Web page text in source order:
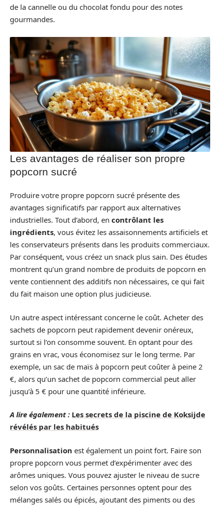
de la cannelle ou du chocolat fondu pour des notes
gourmandes.
Les avantages de réaliser son propre
popcorn sucré
Produire votre propre popcorn sucré présente des
avantages significatifs par rapport aux alternatives
industrielles. Tout d’abord, en contrôlant les
ingrédients, vous évitez les assaisonnements artificiels et
les conservateurs présents dans les produits commerciaux.
Par conséquent, vous créez un snack plus sain. Des études
montrent qu’un grand nombre de produits de popcorn en
vente contiennent des additifs non nécessaires, ce qui fait
du fait maison une option plus judicieuse.
Un autre aspect intéressant concerne le coût. Acheter des
sachets de popcorn peut rapidement devenir onéreux,
surtout si l’on consomme souvent. En optant pour des
grains en vrac, vous économisez sur le long terme. Par
exemple, un sac de maïs à popcorn peut coûter à peine 2
€, alors qu’un sachet de popcorn commercial peut aller
jusqu’à 5 € pour une quantité inférieure.
A lire également : Les secrets de la piscine de Koksijde
révélés par les habitués
Personnalisation est également un point fort. Faire son
propre popcorn vous permet d’expérimenter avec des
arômes uniques. Vous pouvez ajuster le niveau de sucre
selon vos goûts. Certaines personnes optent pour des
mélanges salés ou épicés, ajoutant des piments ou des